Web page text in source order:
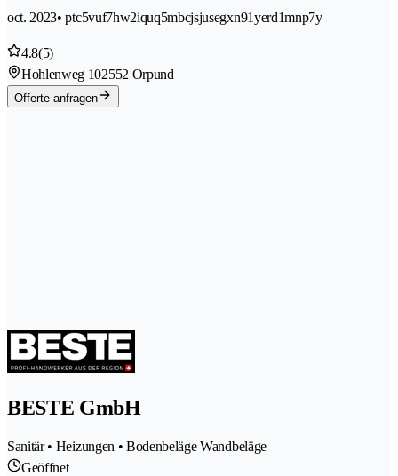
oct. 2023• ptc5vuf7hw2iquq5mbcjsjusegxn91yerd1mnp7y
4.8(5)
Hohlenweg 102552 Orpund
Offerte anfragen
BESTE GmbH
Sanitär • Heizungen • Bodenbeläge Wandbeläge
Geöffnet